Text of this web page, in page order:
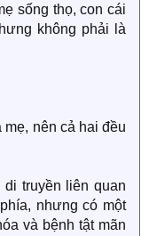
sống thọ, con cái
không phải là
nên cả hai đều
truyền liên quan
nhưng có một
và bệnh tật mãn